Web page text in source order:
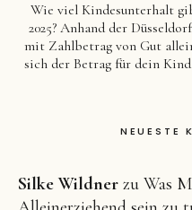
Wie viel Kindesunterhalt
2025? Anhand der
mit Zahlbetrag von Gut
sich der Betrag für dein
NEUESTE
Silke Wildner zu Was